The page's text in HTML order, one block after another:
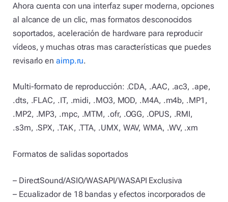
Ahora cuenta con una interfaz super moderna, opciones
al alcance de un clic, mas formatos desconocidos
soportados, aceleración de hardware para reproducir
vídeos, y muchas otras mas características que puedes
revisarlo en aimp.ru.
Multi-formato de reproducción: .CDA, .AAC, .ac3, .ape,
.dts, .FLAC, .IT, .midi, .MO3, MOD, .M4A, .m4b, .MP1,
.MP2, .MP3, .mpc, .MTM, .ofr, .OGG, .OPUS, .RMI,
.s3m, .SPX, .TAK, .TTA, .UMX, WAV, WMA, .WV, .xm
Formatos de salidas soportados
– DirectSound/ASIO/WASAPI/WASAPI Exclusiva
– Ecualizador de 18 bandas y efectos incorporados de